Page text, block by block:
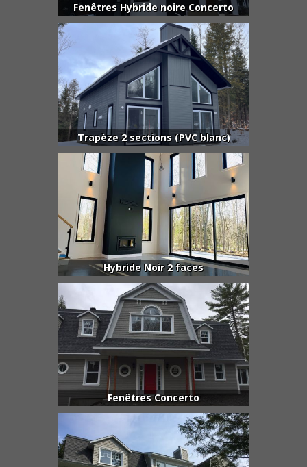
Fenêtres Hybride noire Concerto
Trapèze 2 sections (PVC blanc)
Hybride Noir 2 faces
Fenêtres Concerto